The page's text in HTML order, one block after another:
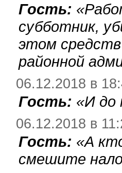
Гость: «
субботник,
этом
районной
06.12.2018 в
Гость: «И до
06.12.2018 в
Гость: «А
смешите